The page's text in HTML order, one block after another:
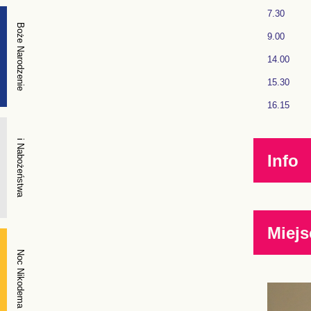
7.30
9.00
14.00
15.30
16.15
Info
Noc Nikodema
Boże Narodzenie
i Nabożeństwa